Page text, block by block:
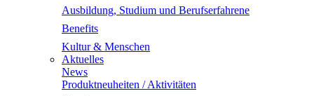
Ausbildung, Studium und Berufserfahrene
Benefits
Kultur & Menschen
Aktuelles
News
Produktneuheiten / Aktivitäten